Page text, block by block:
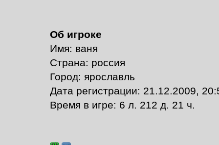
Об игроке
Имя: ваня
Страна: россия
Город: ярославль
Дата регистрации: 21.12.2009,
Время в игре: 6 л. 212 д. 21 ч.